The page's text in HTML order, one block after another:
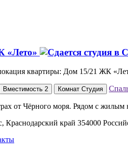
«Лето»
квартиры: Дом 15/21 ЖК
Вместимость 2 Комнат Студия
от Чёрного моря. Рядом с
Краснодарский край 354000